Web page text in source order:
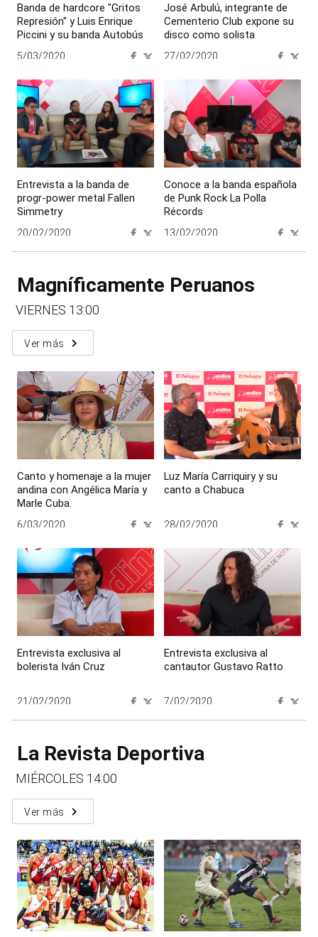
Banda de hardcore "Gritos
Represión" y Luis Enrique
Piccini y su banda Autobús
5/03/2020
José Arbulú, integrante de
Cementerio Club expone su
disco como solista
27/02/2020
Entrevista a la banda de
progr-power metal Fallen
Simmetry
20/02/2020
Conoce a la banda española
de Punk Rock La Polla
Récords
13/02/2020
Magníficamente Peruanos
VIERNES 13:00
navigate_next
Ver más
Canto y homenaje a la mujer
andina con Angélica María y
Marle Cuba.
6/03/2020
Luz María Carriquiry y su
canto a Chabuca
28/02/2020
Entrevista exclusiva al
bolerista Iván Cruz
21/02/2020
Entrevista exclusiva al
cantautor Gustavo Ratto
7/02/2020
La Revista Deportiva
MIÉRCOLES 14:00
navigate_next
Ver más